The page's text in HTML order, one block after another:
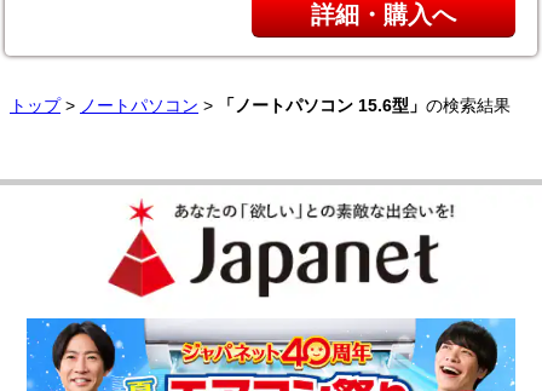
詳細・購入へ
トップ> ノートパソコン > 「ノートパソコン 15.6型」 の検索結果